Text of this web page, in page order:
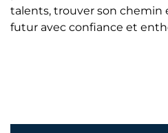
talents, trouver son chemin
futur avec confiance et